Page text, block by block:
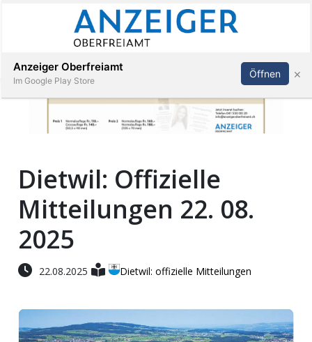
Veranstaltungen
Stellen
Paper
App
Abonnieren Anmelden
Dietwil: Offizielle
Mitteilungen 22. 08.
2025
22.08.2025 Dietwil: offizielle Mitteilungen
Anzeiger Oberfreiamt
Im Google Play Store
Öffnen ×